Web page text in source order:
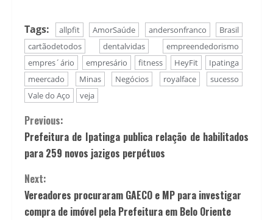
Tags: allpfit AmorSaúde andersonfranco
Brasil
cartãodetodos
dentalvidas
empreendedorismo
empres´ário
empresário fitness HeyFit
Ipatinga
meercado
Minas Negócios royalface
sucesso
Vale do Aço
veja
Continue
Reading
Previous:
Prefeitura de Ipatinga publica relação de habilitados
para 259 novos jazigos perpétuos
Next:
Vereadores procuraram GAECO e MP para investigar
compra de imóvel pela Prefeitura em Belo Oriente